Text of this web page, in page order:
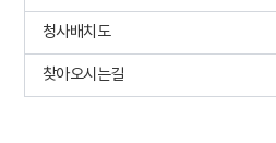
청사배치도
찾아오시는길